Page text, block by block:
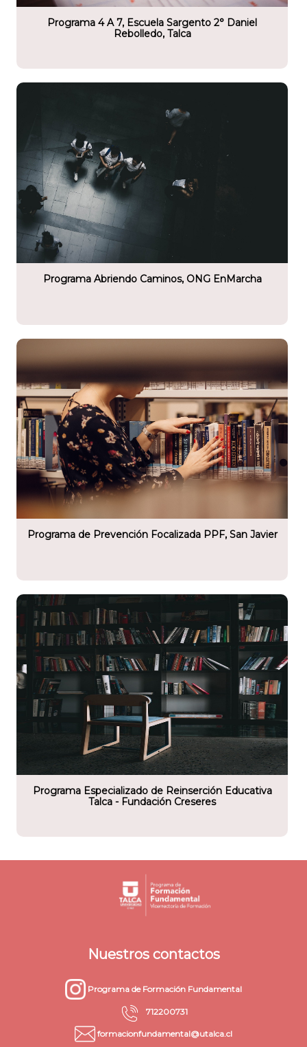
Programa 4 A 7, Escuela Sargento 2° Daniel
Rebolledo, Talca
Programa Abriendo Caminos, ONG EnMarcha
Focalizada (PPF), San
Programa de Prevención Focalizada PPF, San Javier
Programa Especializado de Reinserción Educativa
Talca - Fundación Creseres
Nuestros contactos
Programa de Formación Fundamental
712200731
formacionfundamental@utalca.cl